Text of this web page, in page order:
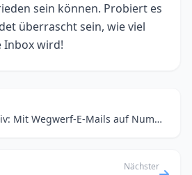
sein können. Probiert es
überrascht sein, wie viel
Inbox wird!
Dating-App-Detektiv: Mit Wegwerf-E-Mails auf Nummer sicher gehen
Nächster